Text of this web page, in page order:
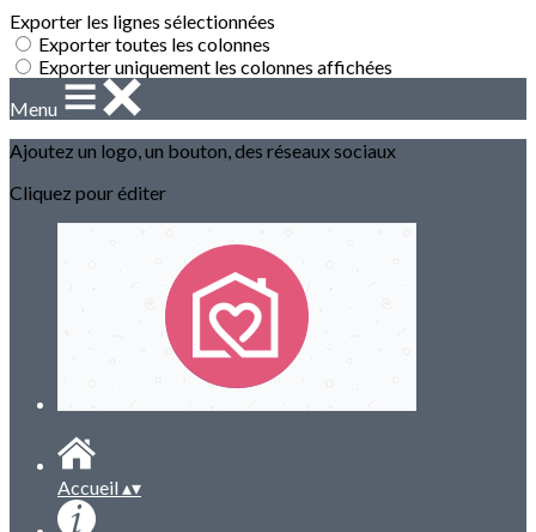
Exporter les lignes sélectionnées
Exporter toutes les colonnes
Exporter uniquement les colonnes affichées
Menu
Ajoutez un logo, un bouton, des réseaux sociaux
Cliquez pour éditer
Accueil ▴▾